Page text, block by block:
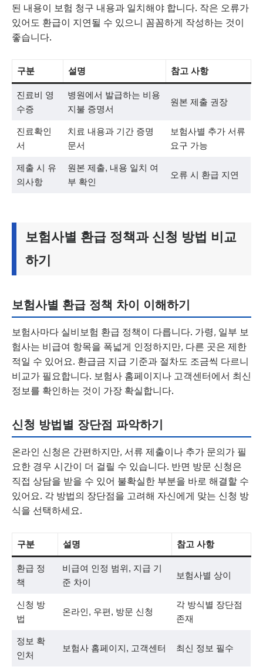
된 내용이 보험 청구 내용과 일치해야 합니다. 작은 오류가
있어도 환급이 지연될 수 있으니 꼼꼼하게 작성하는 것이
좋습니다.
구분 설명 참고 사항
진료비 영
수증
병원에서 발급하는 비용
지불 증명서
원본 제출 권장
진료확인
서
치료 내용과 기간 증명
문서
보험사별 추가 서류
요구 가능
제출 시 유
의사항
원본 제출, 내용 일치 여
부 확인
오류 시 환급 지연
보험사별 환급 정책과 신청 방법 비교
하기
보험사별 환급 정책 차이 이해하기
보험사마다 실비보험 환급 정책이 다릅니다. 가령, 일부 보
험사는 비급여 항목을 폭넓게 인정하지만, 다른 곳은 제한
적일 수 있어요. 환급금 지급 기준과 절차도 조금씩 다르니
비교가 필요합니다. 보험사 홈페이지나 고객센터에서 최신
정보를 확인하는 것이 가장 확실합니다.
신청 방법별 장단점 파악하기
온라인 신청은 간편하지만, 서류 제출이나 추가 문의가 필
요한 경우 시간이 더 걸릴 수 있습니다. 반면 방문 신청은
직접 상담을 받을 수 있어 불확실한 부분을 바로 해결할 수
있어요. 각 방법의 장단점을 고려해 자신에게 맞는 신청 방
식을 선택하세요.
구분 설명 참고 사항
환급 정
책
비급여 인정 범위, 지급 기
준 차이
보험사별 상이
신청 방
법
온라인, 우편, 방문 신청
각 방식별 장단점
존재
정보 확
인처
보험사 홈페이지, 고객센터 최신 정보 필수